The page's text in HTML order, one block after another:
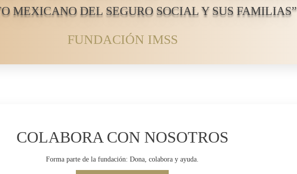
MEXICANO DEL SEGURO SOCIAL Y SUS FAMILIAS”
FUNDACIÓN IMSS
COLABORA CON NOSOTROS
Forma parte de la fundación: Dona, colabora y ayuda.